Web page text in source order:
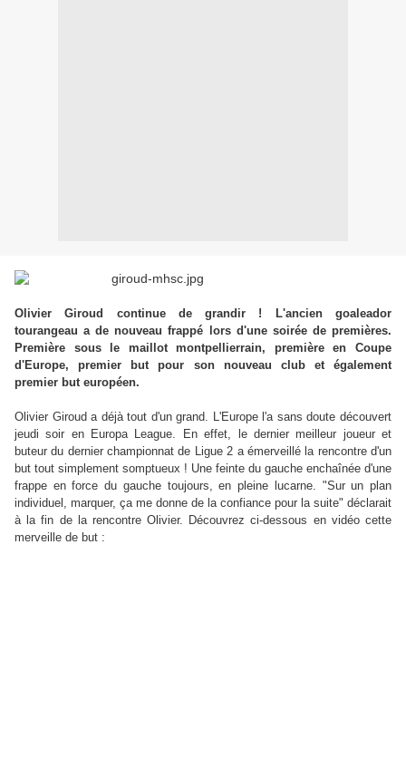
Olivier Giroud continue de grandir ! L'ancien goaleador
tourangeau a de nouveau frappé lors d'une soirée de premières.
Première sous le maillot montpellierrain, première en Coupe
d'Europe, premier but pour son nouveau club et également
premier but européen.
Olivier Giroud a déjà tout d'un grand. L'Europe l'a sans doute découvert
jeudi soir en Europa League. En effet, le dernier meilleur joueur et
buteur du dernier championnat de Ligue 2 a émerveillé la rencontre d'un
but tout simplement somptueux ! Une feinte du gauche enchaînée d'une
frappe en force du gauche toujours, en pleine lucarne. "Sur un plan
individuel, marquer, ça me donne de la confiance pour la suite" déclarait
à la fin de la rencontre Olivier. Découvrez ci-dessous en vidéo cette
merveille de but :